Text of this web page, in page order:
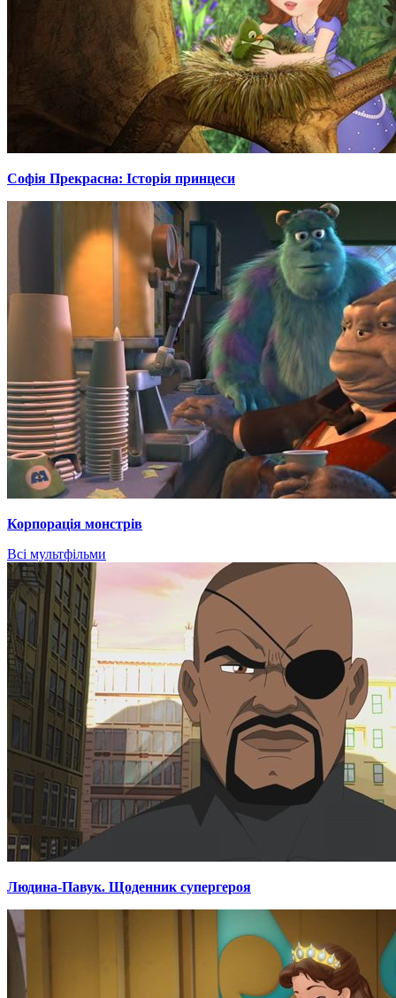
Софія Прекрасна: Історія принцеси
Корпорація монстрів
Всі мультфільми
Людина-Павук. Щоденник супергероя